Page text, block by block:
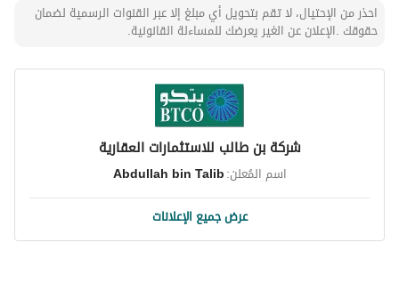
احذر من الإحتيال، لا تقم بتحويل أي مبلغ إلا عبر القنوات الرسمية لضمان
حقوقك .الإعلان عن الغير يعرضك للمساءلة القانونية.
شركة بن طالب للاستثمارات العقارية
اسم المُعلن:Abdullah bin Talib
عرض جميع الإعلانات